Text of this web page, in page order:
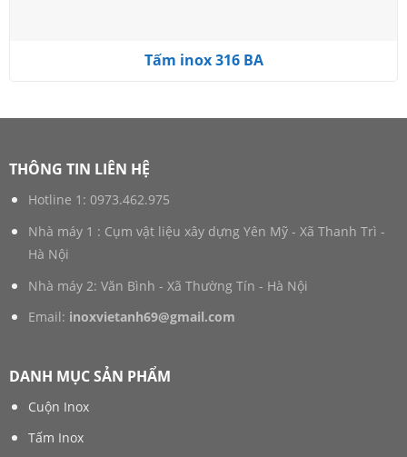
Tấm inox 316 BA
THÔNG TIN LIÊN HỆ
Hotline 1: 0973.462.975
Nhà máy 1 : Cụm vật liệu xây dựng Yên Mỹ - Xã Thanh Trì -
Hà Nội
Nhà máy 2: Văn Bình - Xã Thường Tín - Hà Nội
Email: inoxvietanh69@gmail.com
DANH MỤC SẢN PHẨM
Cuộn Inox
Tấm Inox